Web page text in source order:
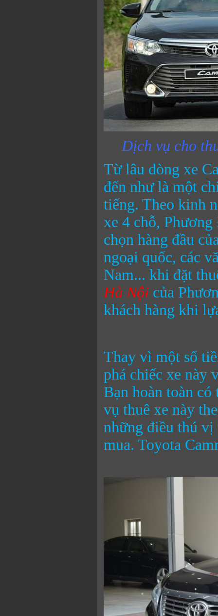
Dịch vụ cho
Từ lâu dòng xe
đến như là một
tiếng. Theo kinh
xe 4 chỗ,
chọn hàng đầu
ngoại quốc, các
Nam... khi đặt
Hà Nội của
khách hàng khi
Thay vì một số
phá chiếc xe này
Bạn hoàn toàn
vụ thuê xe này
những điều thú
mua. Toyota